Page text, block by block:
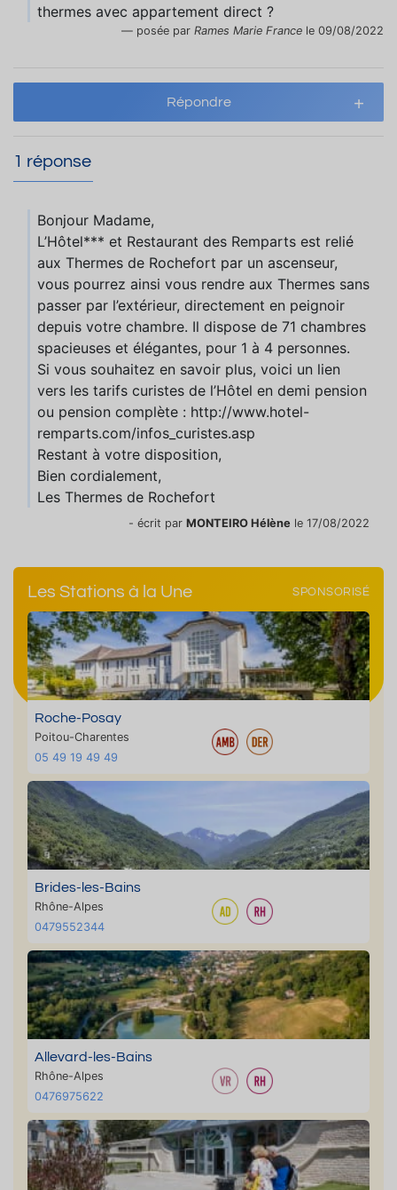
thermes avec appartement direct ?
posée par Rames Marie France le 09/08/2022
Répondre
1 réponse
Bonjour Madame,
L’Hôtel*** et Restaurant des Remparts est relié
aux Thermes de Rochefort par un ascenseur,
vous pourrez ainsi vous rendre aux Thermes sans
passer par l’extérieur, directement en peignoir
depuis votre chambre. Il dispose de 71 chambres
spacieuses et élégantes, pour 1 à 4 personnes.
Si vous souhaitez en savoir plus, voici un lien
vers les tarifs curistes de l’Hôtel en demi pension
ou pension complète : http://www.hotel-
remparts.com/infos_curistes.asp
Restant à votre disposition,
Bien cordialement,
Les Thermes de Rochefort
- écrit par MONTEIRO Hélène le 17/08/2022
Les Stations à la Une SPONSORISÉ
Roche-Posay
Poitou-Charentes
05 49 19 49 49
Brides-les-Bains
Rhône-Alpes
0479552344
Allevard-les-Bains
Rhône-Alpes
0476975622